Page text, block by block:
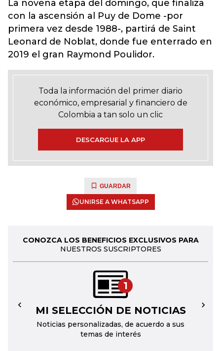
La novena etapa del domingo, que finaliza
con la ascensión al Puy de Dome -por
primera vez desde 1988-, partirá de Saint
Leonard de Noblat, donde fue enterrado en
2019 el gran Raymond Poulidor.
Toda la información del primer diario
económico, empresarial y financiero de
Colombia a tan solo un clic
DESCARGUE LA APP
GUARDAR
UNIRSE A WHATSAPP
CONOZCA LOS BENEFICIOS EXCLUSIVOS PARA
NUESTROS SUSCRIPTORES
1
MI SELECCIÓN DE NOTICIAS
Noticias personalizadas, de acuerdo a sus
temas de interés
← →